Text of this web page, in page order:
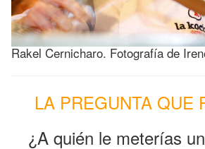
Rakel Cernicharo. Fotografía de
LA PREGUNTA QUE
¿A quién le meterías